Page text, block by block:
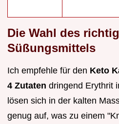
Die Wahl des
Süßungsmittels
Ich empfehle für den Keto
4 Zutaten dringend Erythrit
lösen sich in der kalten
genug auf, was zu einem